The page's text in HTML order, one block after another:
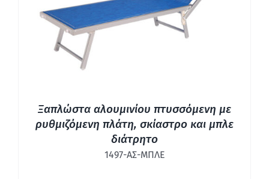
ΛΕΠΤΟΜΈΡΕΙΕΣ
Ξαπλώστα αλουμινίου πτυσσόμενη με
ρυθμιζόμενη πλάτη, σκίαστρο και μπλε
διάτρητο
1497-ΑΣ-ΜΠΛΕ